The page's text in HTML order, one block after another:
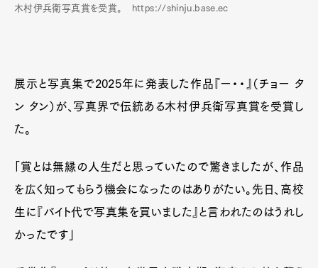
木村伊兵衛写真賞を受賞。 https://shinju.base.ec
展示と写真集で2025年に発表した作品『ー・・』（チョー タ
ン タン）が、写真界で伝統ある木村伊兵衛写真賞を受賞し
た。
「賞とは無縁の人生だと思っていたので驚きましたが、作品
を広く知ってもらう機会になったのはありがたい。先日、高校
生に『バイト代で写真集を買いました』と言われたのはうれし
かったです」